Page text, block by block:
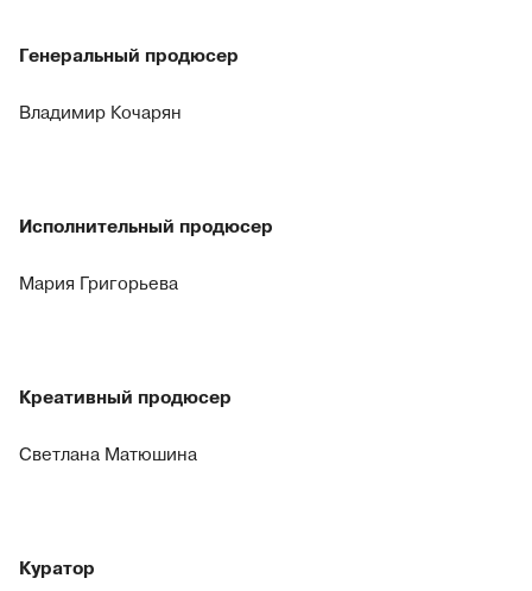
Генеральный продюсер
Владимир Кочарян
Исполнительный продюсер
Мария Григорьева
Креативный продюсер
Светлана Матюшина
Куратор